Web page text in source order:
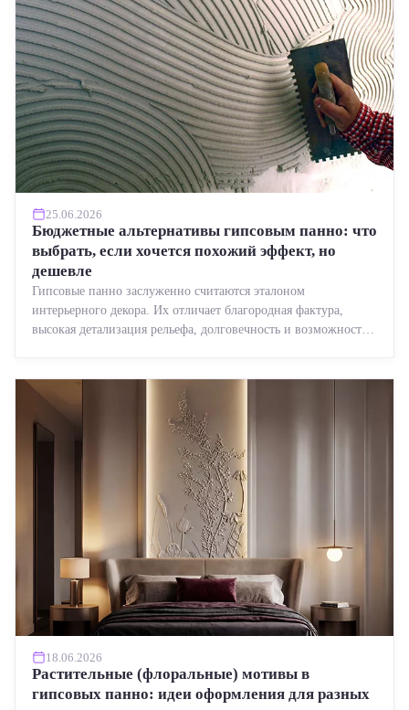
25.06.2026
Бюджетные альтернативы гипсовым панно: что
выбрать, если хочется похожий эффект, но
дешевле
Гипсовые панно заслуженно считаются эталоном
интерьерного декора. Их отличает благородная фактура,
высокая детализация рельефа, долговечность и возможность
18.06.2026
Растительные (флоральные) мотивы в
гипсовых панно: идеи оформления для разных